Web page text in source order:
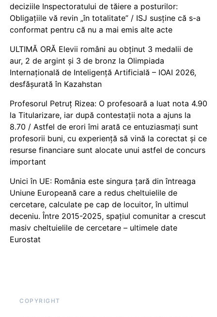
deciziile Inspectoratului de tăiere a posturilor:
Obligațiile vă revin „în totalitate” / ISJ susține că s-a
conformat pentru că nu a mai emis alte acte
ULTIMĂ ORĂ Elevii români au obținut 3 medalii de
aur, 2 de argint și 3 de bronz la Olimpiada
Internațională de Inteligență Artificială – IOAI 2026,
desfășurată în Kazahstan
Profesorul Petruț Rizea: O profesoară a luat nota 4.90
la Titularizare, iar după contestații nota a ajuns la
8.70 / Astfel de erori îmi arată ce entuziasmați sunt
profesorii buni, cu experiență să vină la corectat și ce
resurse financiare sunt alocate unui astfel de concurs
important
Unici în UE: România este singura țară din întreaga
Uniune Europeană care a redus cheltuielile de
cercetare, calculate pe cap de locuitor, în ultimul
deceniu. Între 2015-2025, spațiul comunitar a crescut
masiv cheltuielile de cercetare – ultimele date
Eurostat
COPYRIGHT